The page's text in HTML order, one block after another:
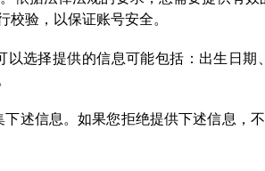
验，以保证账号安全。
选择提供的信息可能包括：出生日期
述信息。如果您拒绝提供下述信息，